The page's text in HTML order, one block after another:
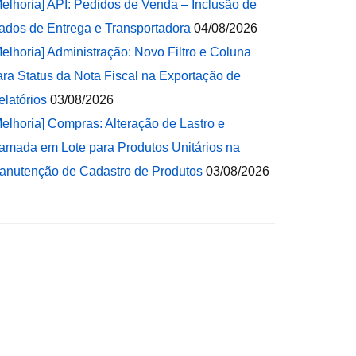
API: Pedidos de Venda – Inclusão de
de Entrega e Transportadora 04/08/2026
Administração: Novo Filtro e Coluna
Status da Nota Fiscal na Exportação de
03/08/2026
Compras: Alteração de Lastro e
em Lote para Produtos Unitários na
de Cadastro de Produtos 03/08/2026